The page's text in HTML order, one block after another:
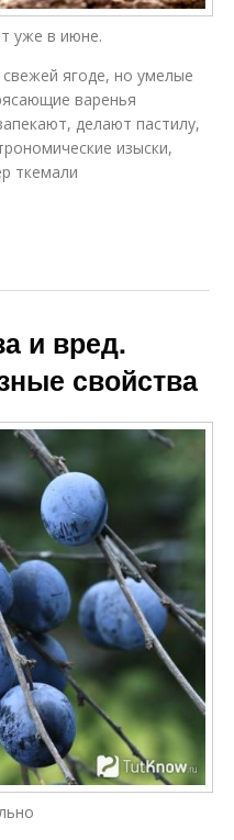
уже в июне.
ягоде, но умелые
варенья
делают пастилу,
изыски,
ткемали
и вред.
свойства